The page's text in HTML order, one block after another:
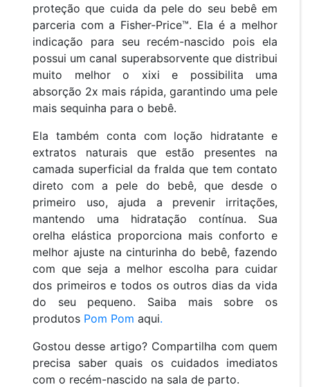
proteção que cuida da pele do seu bebê em
parceria com a Fisher-Price™. Ela é a melhor
indicação para seu recém-nascido pois ela
possui um canal superabsorvente que distribui
muito melhor o xixi e possibilita uma
absorção 2x mais rápida, garantindo uma pele
mais sequinha para o bebê.
Ela também conta com loção hidratante e
extratos naturais que estão presentes na
camada superficial da fralda que tem contato
direto com a pele do bebê, que desde o
primeiro uso, ajuda a prevenir irritações,
mantendo uma hidratação contínua. Sua
orelha elástica proporciona mais conforto e
melhor ajuste na cinturinha do bebê, fazendo
com que seja a melhor escolha para cuidar
dos primeiros e todos os outros dias da vida
do seu pequeno. Saiba mais sobre os
produtos Pom Pom aqui.
Gostou desse artigo? Compartilha com quem
precisa saber quais os cuidados imediatos
com o recém-nascido na sala de parto.